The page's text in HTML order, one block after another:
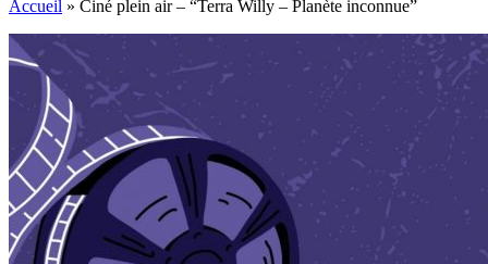
Accueil » Ciné plein air – “Terra Willy – Planète inconnue”